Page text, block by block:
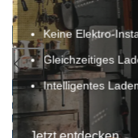
Keine Elektro-
Gleichzeitiges
Intelligentes
Jetzt entdecken